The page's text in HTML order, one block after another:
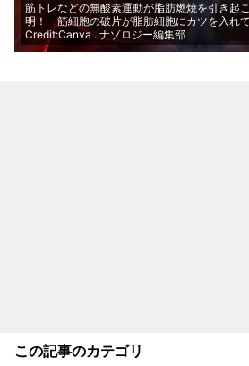
筋トレなどの無酸素運動が脂肪燃焼を引き起
明！ 筋細胞の破片が脂肪細胞にカツを入れ
Credit:Canva . ナゾロジー編集部
この記事のカテゴリ